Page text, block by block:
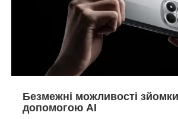
Безмежні можливості
допомогою AI